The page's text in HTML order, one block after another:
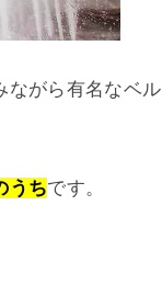
ながら有名なベル
うちです。